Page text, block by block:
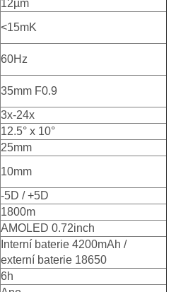
12µm
<15mK
60Hz
35mm F0.9
3x-24x
12.5° x 10°
25mm
10mm
-5D / +5D
1800m
AMOLED 0.72inch
Interní baterie 4200mAh /
externí baterie 18650
6h